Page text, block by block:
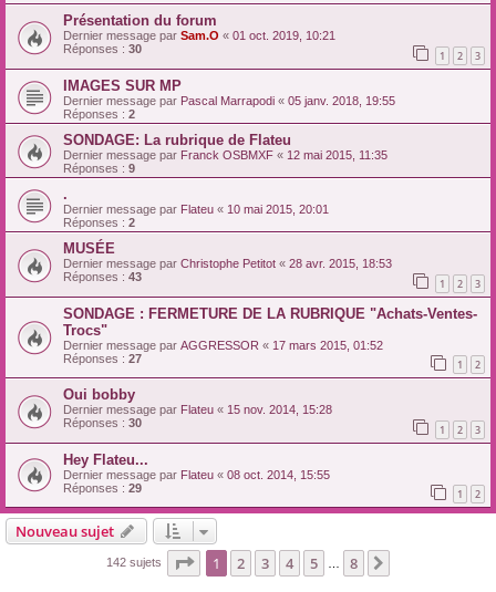
Présentation du forum
Dernier message par Sam.O « 01 oct. 2019, 10:21
Réponses : 30 1 2 3
IMAGES SUR MP
Dernier message par Pascal Marrapodi « 05 janv. 2018, 19:55
Réponses : 2
SONDAGE: La rubrique de Flateu
Dernier message par Franck OSBMXF « 12 mai 2015, 11:35
Réponses : 9
.
Dernier message par Flateu « 10 mai 2015, 20:01
Réponses : 2
MUSÉE
Dernier message par Christophe Petitot « 28 avr. 2015, 18:53
Réponses : 43 1 2 3
SONDAGE : FERMETURE DE LA RUBRIQUE "Achats-Ventes-
Trocs"
Dernier message par AGGRESSOR « 17 mars 2015, 01:52
Réponses : 27 1 2
Oui bobby
Dernier message par Flateu « 15 nov. 2014, 15:28
Réponses : 30 1 2 3
Hey Flateu...
Dernier message par Flateu « 08 oct. 2014, 15:55
Réponses : 29 1 2
Nouveau sujet
142 sujets Page 1sur8
1 2 3 4 5 … 8